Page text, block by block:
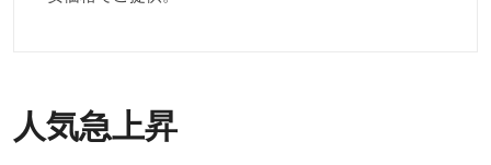
人気急上昇